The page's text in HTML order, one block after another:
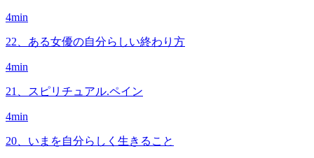
4min
22、ある女優の自分らしい終わり方
4min
21、スピリチュアル.ペイン
4min
20、いまを自分らしく生きること